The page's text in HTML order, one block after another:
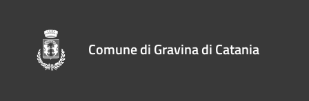
Comune di Gravina di Catania